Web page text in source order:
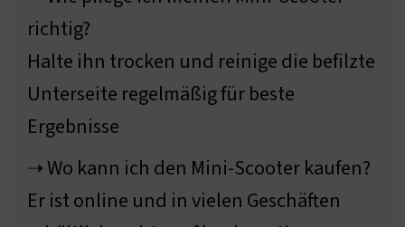
richtig?
Halte ihn trocken und reinige die befilzte
Unterseite regelmäßig für beste
Ergebnisse
➝ Wo kann ich den Mini-Scooter kaufen?
Er ist online und in vielen Geschäften